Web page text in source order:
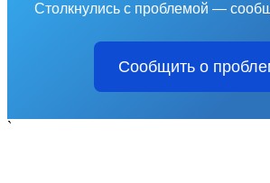
Столкнулись с проблемой —
Сообщить о
`